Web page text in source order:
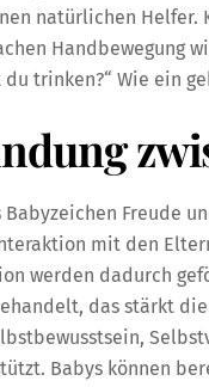
natürlichen
Handbewegung
trinken?“ Wie ein
Freude
mit den
werden dadurch
das stärkt
Babys können